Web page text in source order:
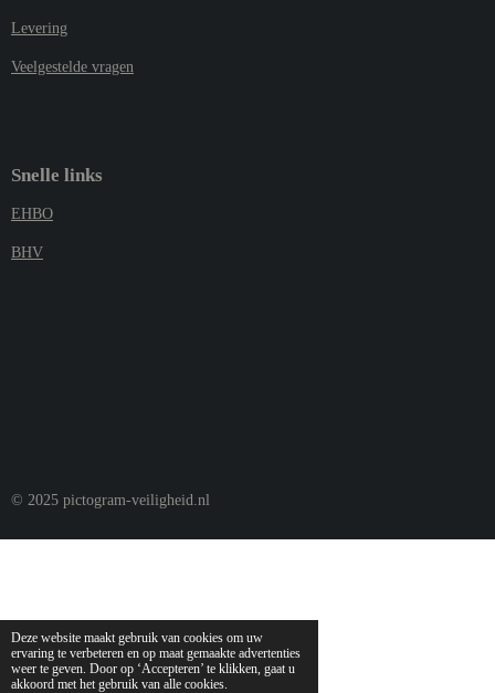
Deze website maakt gebruik van cookies om uw
ervaring te verbeteren en op maat gemaakte advertenties
weer te geven. Door op ‘Accepteren’ te klikken, gaat u
akkoord met het gebruik van alle cookies.
Levering
Veelgestelde vragen
Snelle links
EHBO
BHV
© 2025 pictogram-veiligheid.nl